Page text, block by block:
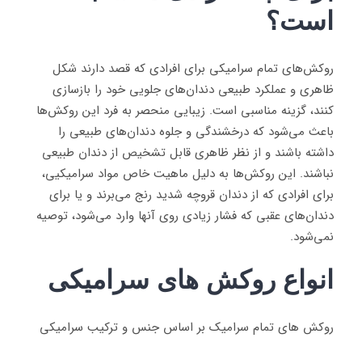
است؟
روکش‌های تمام سرامیکی برای افرادی که قصد دارند شکل
ظاهری و عملکرد طبیعی دندان‌های جلویی خود را بازسازی
کنند، گزینه مناسبی است. زیبایی منحصر به فرد این روکش‌ها
باعث می‌شود که درخشندگی و جلوه دندان‌های طبیعی را
داشته باشند و از نظر ظاهری قابل تشخیص از دندان طبیعی
نباشند. این روکش‌ها به دلیل ماهیت خاص مواد سرامیکیی،
برای افرادی که از دندان قروچه شدید رنج می‌برند و یا برای
دندان‌های عقبی که فشار زیادی روی آنها وارد می‌شود، توصیه
نمی‌شود.
انواع روکش های سرامیکی
روکش های تمام سرامیک بر اساس جنس و ترکیب سرامیکی